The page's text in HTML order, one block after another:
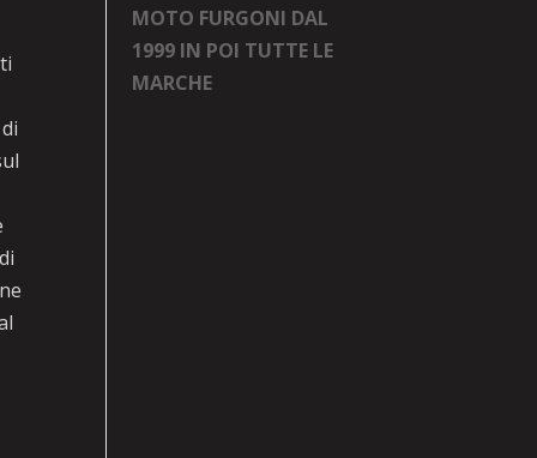
MOTO FURGONI DAL
1999 IN POI TUTTE LE
MARCHE